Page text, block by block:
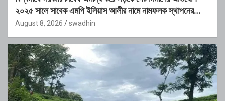
২০২৫ সালে সাবেক এমপি ইলিয়াস আলীর নামে নামফলক স্থাপনের
অভিযোগ
August 8, 2026 swadhin